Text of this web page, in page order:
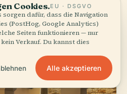
Cookies.EU · DSGVO
dafür, dass die Navigation
(PostHog, Google Analytics)
Seiten funktionieren — nur
Verkauf. Du kannst dies
Alle akzeptieren